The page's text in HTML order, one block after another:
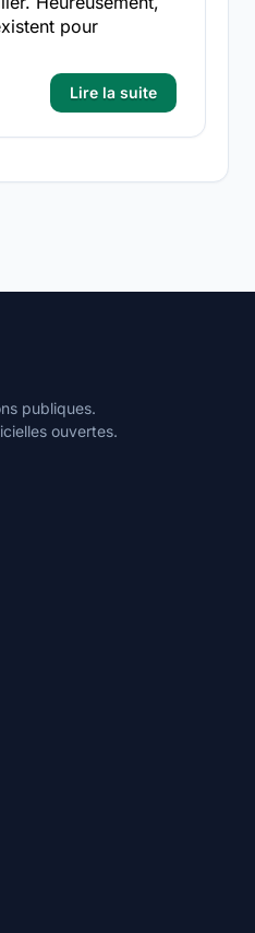
pour
Lire la suite
publiques.
ouvertes.